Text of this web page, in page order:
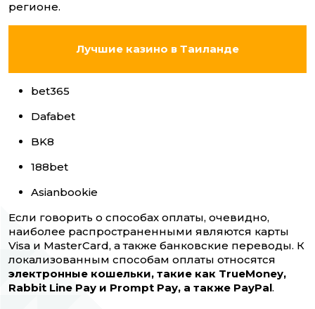
регионе.
Лучшие казино в Таиланде
bet365
Dafabet
BK8
188bet
Asianbookie
Если говорить о способах оплаты, очевидно,
наиболее распространенными являются карты
Visa и MasterCard, а также банковские переводы. К
локализованным способам оплаты относятся
электронные кошельки, такие как TrueMoney,
Rabbit Line Pay и Prompt Pay, а также PayPal.